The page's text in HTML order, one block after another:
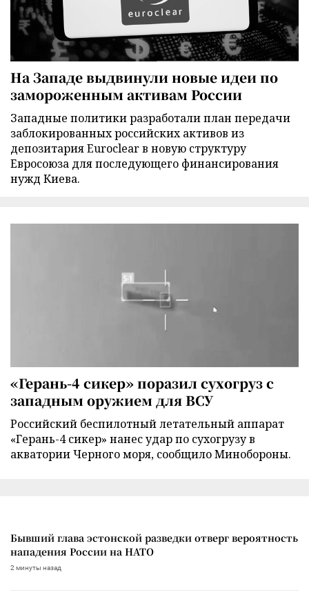
На Западе выдвинули новые идеи по
замороженным активам России
Западные политики разработали план передачи
заблокированных российских активов из
депозитария Euroclear в новую структуру
Евросоюза для последующего финансирования
нужд Киева.
«Герань-4 сикер» поразил сухогруз с
западным оружием для ВСУ
Российский беспилотный летательный аппарат
«Герань-4 сикер» нанес удар по сухогрузу в
акватории Черного моря, сообщило Минобороны.
Бывший глава эстонской разведки отверг вероятность
нападения России на НАТО
2 минуты назад